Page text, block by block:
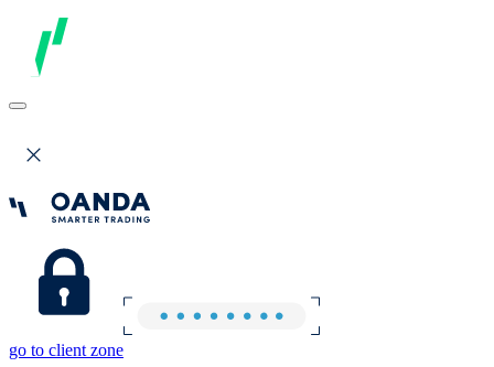
go to client zone